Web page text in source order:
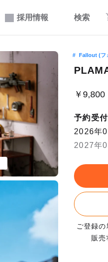
採用情報 検索
Fallout (フ
￥9,800
予約受
2026年
2027年
ご登録
販売